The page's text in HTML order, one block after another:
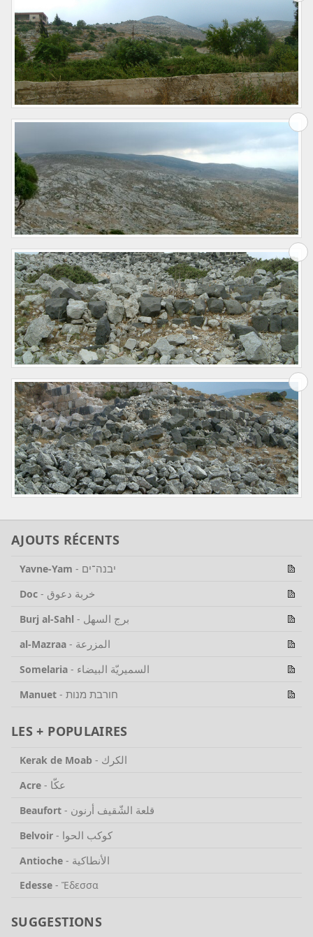
AJOUTS RÉCENTS
Yavne-Yam - יבנה־ים
Doc - خربة دعوق
Burj al-Sahl - برج السهل
al-Mazraa - المزرعة
Somelaria - السميريّة البيضاء
Manuet - חורבת מנות
LES + POPULAIRES
Kerak de Moab - الكرك
Acre - عكّا
Beaufort - قلعة الشّقيف أرنون
Belvoir - كوكب الحوا
Antioche - الأنطاكية
Edesse - Ἔδεσσα
SUGGESTIONS